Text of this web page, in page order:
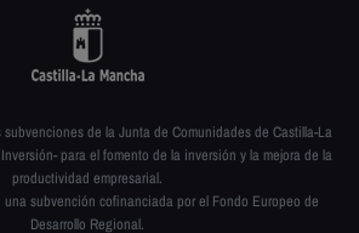
de la Junta de Comunidades de Castilla-La
para el fomento de la inversión y la mejora de la
productividad empresarial.
subvención cofinanciada por el Fondo Europeo de
Desarrollo Regional.